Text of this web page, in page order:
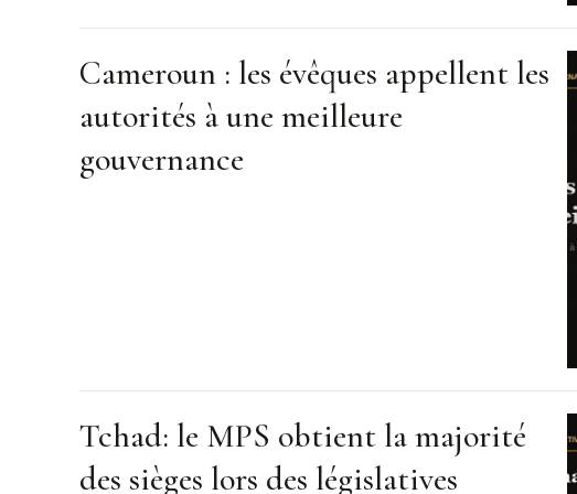
Cameroun : les évêques appellent les
autorités à une meilleure
gouvernance
Tchad: le MPS obtient la majorité
des sièges lors des législatives